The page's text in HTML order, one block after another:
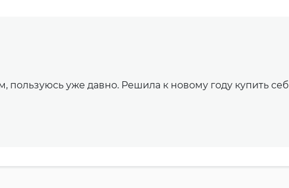
уже давно. Решила к новому году купить